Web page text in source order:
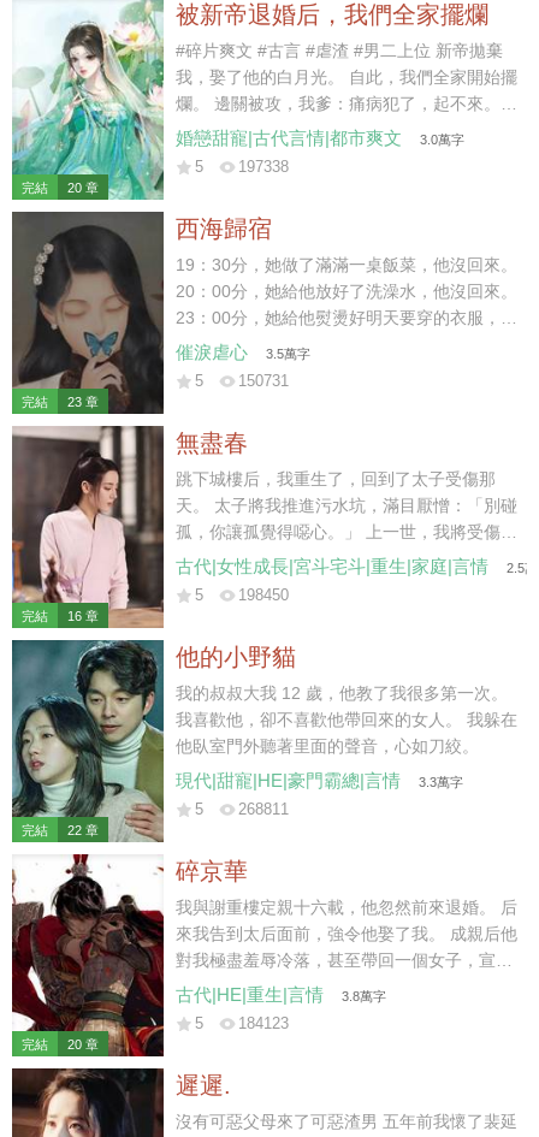
完結 20 章
被新帝退婚后，我們全家擺爛
#碎片爽文 #古言 #虐渣 #男二上位 新帝拋棄
我，娶了他的白月光。 自此，我們全家開始擺
爛。 邊關被攻，我爹：痛病犯了，起不來。
京內治安不好，我哥：休年假，勿擾。 戶部沒
錢，我娘：窮，借不了。 新帝暴怒：你們算什
了。 白月光二哥被新帝拎出去探案，三天嚇傻
了。 白月光她娘為了給女兒撐場面，棺材本都
借沒了。 喲呼~一直擺爛，一直爽~~~
婚戀甜寵|古代言情|都市爽文 3.0萬字
5 197338
完結 23 章
西海歸宿
19：30分，她做了滿滿一桌飯菜，他沒回來。
20：00分，她給他放好了洗澡水，他沒回來。
23：00分，她給他熨燙好明天要穿的衣服，他
沒回來。 23：59分，她守著一桌早已涼透的
飯菜和一個空蕩蕩的家。 門外突然傳來響聲，
于是他便每天最後一秒踏入家門，絕不會多一
分一秒。 童潔走上前，按照往常那樣幫他把脫
下的西服掛起來，“飯菜已經準備好了，我去給
你熱一下。” 莫紹謙按照合約約定，側臉親了
她一口，神色卻是一如既往的淡漠，“你每天這
樣惺惺作態不累？每天做這些，明知道我也不
會吃。” 說罷，他從口袋裏掏出一個盒子，扔
物。” “前天。”童潔道。 “什麼？”莫紹謙皺眉。
“結婚紀念日，是前天。” 他每一年都會按照合
約上所約定的給她帶禮物，但每一年也都會記
錯，而且…… 每次帶的禮物，都是她並不喜歡
的。 星星的項鏈，月亮的吊墜。 多諷刺，他
心裏的那個人，就叫童星月。 雖然已經和她結
了婚，但他無時無刻都會用各種各種的方式提
婚姻的，我接受你所有的要求，但我不愛你，
甚至，憎惡你。
催淚虐心 3.5萬字
5 150731
完結 16 章
無盡春
跳下城樓后，我重生了，回到了太子受傷那
天。 太子將我推進污水坑，滿目厭憎：「別碰
孤，你讓孤覺得噁心。」 上一世，我將受傷的
蕭澤背出荒野，得到皇上賜婚，成了太子妃。
不料，我愛他如命，他卻厭我入骨，大婚第三
白，他的心是捂不熱的，但一切都晚了。 我只
能含恨跳了城樓。 這一世…… 我看著身受重
傷，卻把我推開，不許我靠近的蕭澤。 冷冷地
笑了。 那你就，在這兒等死吧。
古代|女性成長|宮斗宅斗|重生|家庭|言情 2.5
5 198450
完結 22 章
他的小野貓
我的叔叔大我 12 歲，他教了我很多第一次。
我喜歡他，卻不喜歡他帶回來的女人。 我躲在
他臥室門外聽著里面的聲音，心如刀絞。
現代|甜寵|HE|豪門霸總|言情 3.3萬字
5 268811
完結 20 章
碎京華
我與謝重樓定親十六載，他忽然前來退婚。 后
來我告到太后面前，強令他娶了我。 成親后他
對我極盡羞辱冷落，甚至帶回一個女子，宣布
要休妻再娶。 那時我陸家已然式微，連太后也
不肯再替我做主。 可我一身烈骨，哪里受得住
前。
古代|HE|重生|言情 3.8萬字
5 184123
遲遲.
沒有可惡父母來了可惡渣男 五年前我懷了裴延